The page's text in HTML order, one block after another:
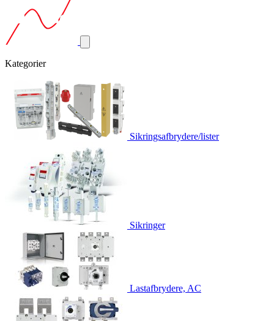
Kategorier
Sikringsafbrydere/lister
Sikringer
Lastafbrydere, AC